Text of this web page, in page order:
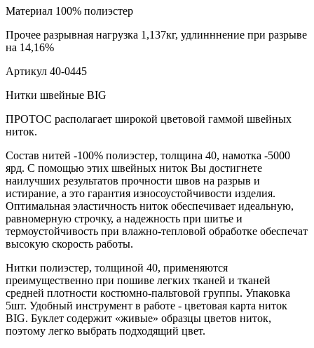
Материал 100% полиэстер
Прочее разрывная нагрузка 1,137кг, удлинннение при разрыве
на 14,16%
Артикул 40-0445
Нитки швейные BIG
ПРОТОС располагает широкой цветовой гаммой швейных
ниток.
Состав нитей -100% полиэстер, толщина 40, намотка -5000
ярд. С помощью этих швейных ниток Вы достигнете
наилучших результатов прочности швов на разрыв и
истирание, а это гарантия износоустойчивости изделия.
Оптимальная эластичность ниток обеспечивает идеальную,
равномерную строчку, а надежность при шитье и
термоустойчивость при влажно-тепловой обработке обеспечат
высокую скорость работы.
Нитки полиэстер, толщиной 40, применяются
преимущественно при пошиве легких тканей и тканей
средней плотности костюмно-пальтовой группы. Упаковка
5шт. Удобный инструмент в работе - цветовая карта ниток
BIG. Буклет содержит «живые» образцы цветов ниток,
поэтому легко выбрать подходящий цвет.